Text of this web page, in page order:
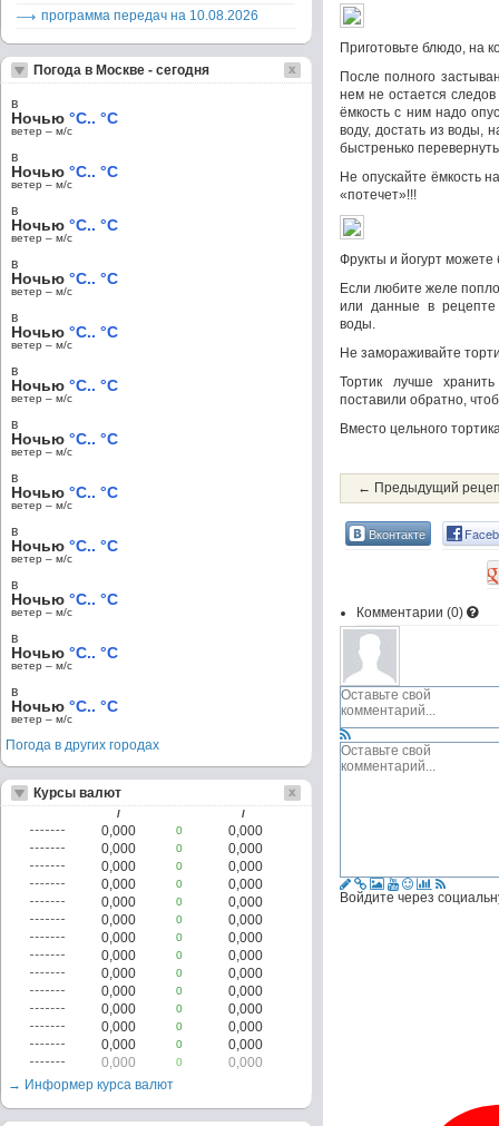
Приготовьте блюдо, на
После полного
нем не остается
ёмкость с ним надо
воду, достать из воды,
быстренько
Не опускайте ёмкость
«потечет»!!!
Фрукты и йогурт
Если любите желе
или данные в рецепте
воды.
Не замораживайте
Тортик лучше
поставили обратно,
Вместо цельного
← Предыдущий
Вконтакте
Комментарии (0)
Войдите через
программа передач на 10.08.2026
Погода в Москве - сегодня
в
Ночью °C.. °C
ветер – м/c
в
Ночью °C.. °C
ветер – м/c
в
Ночью °C.. °C
ветер – м/c
в
Ночью °C.. °C
ветер – м/c
в
Ночью °C.. °C
ветер – м/c
в
Ночью °C.. °C
ветер – м/c
в
Ночью °C.. °C
ветер – м/c
в
Ночью °C.. °C
ветер – м/c
в
Ночью °C.. °C
ветер – м/c
в
Ночью °C.. °C
ветер – м/c
в
Ночью °C.. °C
ветер – м/c
в
Ночью °C.. °C
ветер – м/c
Погода в других городах
Курсы валют
/ /
0,000 0
0,000
0,000
0
0,000
0,000
0
0,000
0,000
0
0,000
0,000
0
0,000
0,000
0
0,000
0,000
0
0,000
0,000
0
0,000
0,000
0
0,000
0,000
0
0,000
0,000
0
0,000
0,000
0
0,000
0,000
0
0,000
0,000
0
0,000
→ Информер курса валют